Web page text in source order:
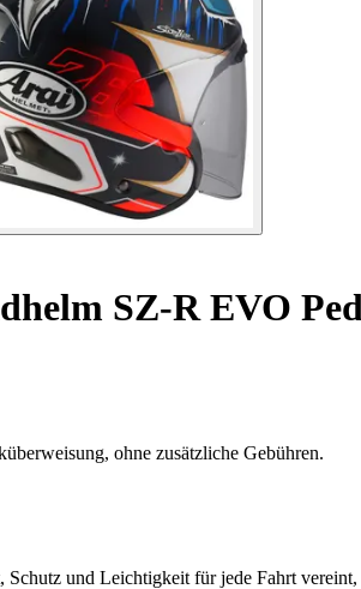
SZ-R EVO
ohne zusätzliche Gebühren.
und Leichtigkeit für jede Fahrt